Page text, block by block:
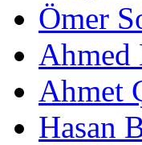
Ömer
Ahmed
Ahmet
Hasan